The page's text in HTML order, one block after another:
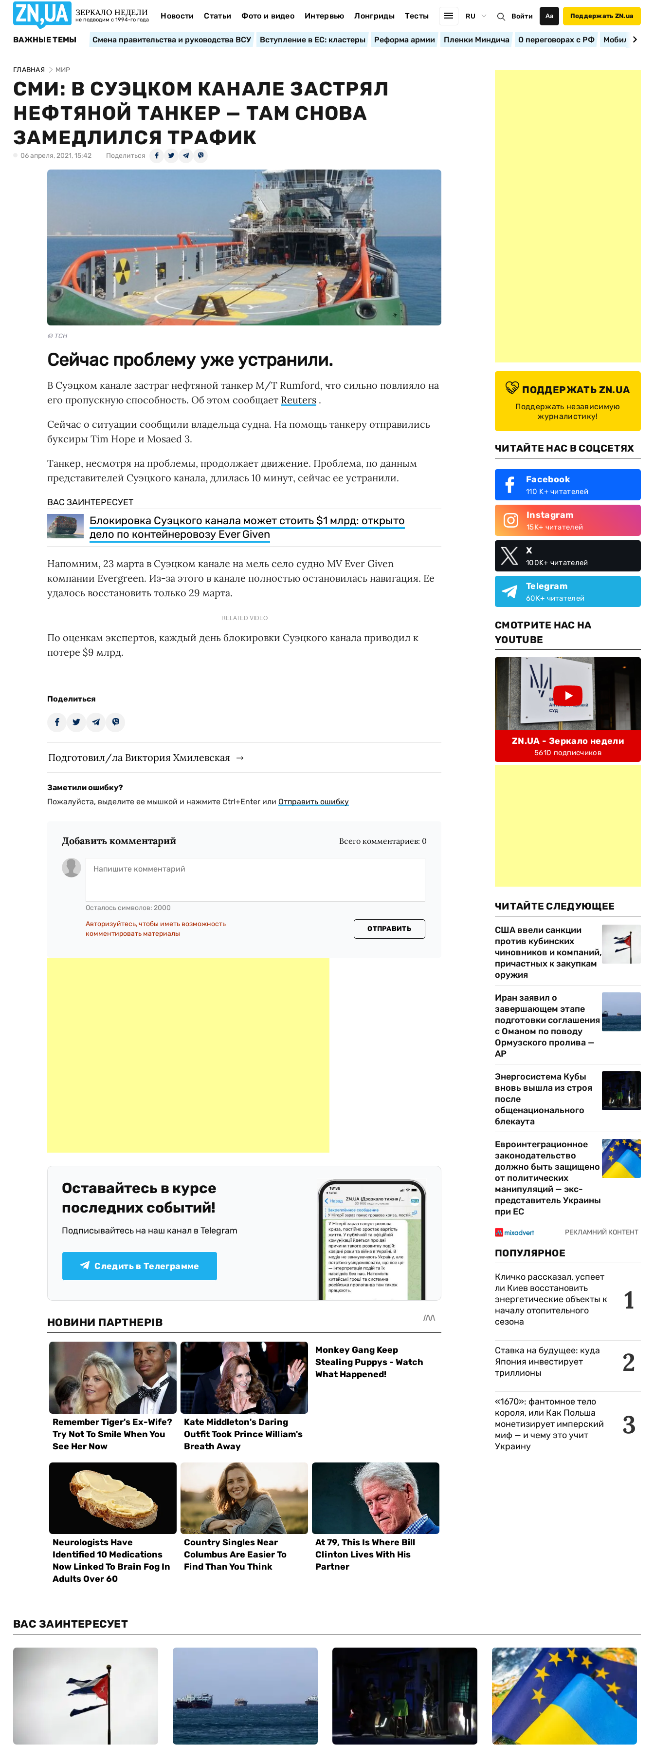
ЗЕРКАЛО НЕДЕЛИ
не подводим с 1994-го года Новости Статьи Фото и видео Интервью Лонгриды Тесты RU Войти Аа Поддержать ZN.ua
ВАЖНЫЕ ТЕМЫ Смена правительства и руководства ВСУ Вступление в ЕС: кластеры Реформа армии Пленки Миндича О переговорах с РФ
ГЛАВНАЯ МИР
СМИ: В СУЭЦКОМ КАНАЛЕ ЗАСТРЯЛ
НЕФТЯНОЙ ТАНКЕР — ТАМ СНОВА
ЗАМЕДЛИЛСЯ ТРАФИК
06 апреля, 2021, 15:42 Поделиться
© ТСН
Сейчас проблему уже устранили.
В Суэцком канале застраг нефтяной танкер M/T Rumford, что сильно повлияло на
его пропускную способность. Об этом сообщает Reuters .
Сейчас о ситуации сообщили владельца судна. На помощь танкеру отправились
буксиры Tim Hope и Mosaed 3.
Танкер, несмотря на проблемы, продолжает движение. Проблема, по данным
представителей Суэцкого канала, длилась 10 минут, сейчас ее устранили.
ВАС ЗАИНТЕРЕСУЕТ
Блокировка Суэцкого канала может стоить $1 млрд: открыто
дело по контейнеровозу Ever Given
Напомним, 23 марта в Суэцком канале на мель село судно MV Ever Given
компании Evergreen. Из-за этого в канале полностью остановилась навигация. Ее
удалось восстановить только 29 марта.
RELATED VIDEO
По оценкам экспертов, каждый день блокировки Суэцкого канала приводил к
потере $9 млрд.
Поделиться
Подготовил/ла Виктория Хмилевская
Заметили ошибку?
Пожалуйста, выделите ее мышкой и нажмите Ctrl+Enter или Отправить ошибку
Добавить комментарий Всего комментариев: 0
Осталось символов: 2000
Авторизуйтесь, чтобы иметь возможность
комментировать материалы
ОТПРАВИТЬ
Оставайтесь в курсе
последних событий!
Подписывайтесь на наш канал в Telegram
Следить в Телеграмме
ПОДДЕРЖАТЬ ZN.UA
Поддержать независимую
журналистику!
ЧИТАЙТЕ НАС В СОЦСЕТЯХ
Facebook
110 K+ читателей
Instagram
15K+ читателей
X
100K+ читателей
Telegram
60K+ читателей
СМОТРИТЕ НАС НА
YOUTUBE
ZN.UA - Зеркало недели
5610 подписчиков
ЧИТАЙТЕ СЛЕДУЮЩЕЕ
США ввели санкции
против кубинских
чиновников и компаний,
причастных к закупкам
оружия
Иран заявил о
завершающем этапе
подготовки соглашения
с Оманом по поводу
Ормузского пролива —
AP
Энергосистема Кубы
вновь вышла из строя
после
общенационального
блекаута
Евроинтеграционное
законодательство
должно быть защищено
от политических
манипуляций — экс-
представитель Украины
при ЕС
ПОПУЛЯРНОЕ
1
Кличко рассказал, успеет
ли Киев восстановить
энергетические объекты к
началу отопительного
сезона
2
Ставка на будущее: куда
Япония инвестирует
триллионы
3
«1670»: фантомное тело
короля, или Как Польша
монетизирует имперский
миф — и чему это учит
Украину
ВАС ЗАИНТЕРЕСУЕТ